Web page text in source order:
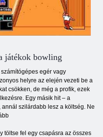
játékok bowling
egér vagy
helyre az elején vezeti be a
csökken, de még a profik, ezek
Egy másik hit – a
szilárdabb lesz a költség. Ne
töltse fel egy csapásra az összes